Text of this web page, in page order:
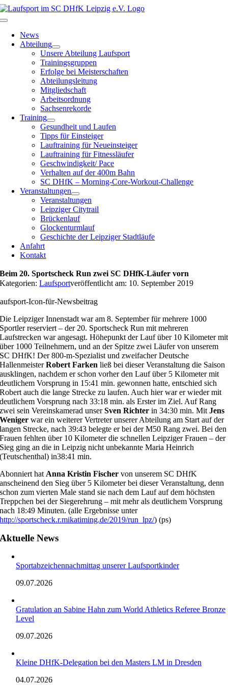
Zum
Inhalt
Toggle
Navigation
News
Abteilung
Unsere Abteilung Laufsport
Trainingsgruppen
Erfolge bei Meisterschaften
Abteilungsleitung
Mitgliedschaft
Arbeitsordnung
Sachsenrekorde
Training
Gesundheit und Laufen
Tipps für Einsteiger
Lauftraining für Neueinsteiger
Lauftraining für Fitnessläufer
Geschwindigkeit/ Pace
Verhalten auf der 400m Bahn
SC DHfK – Morning-Core-Workout-Challenge
Veranstaltungen
Veranstaltungen
Leipziger Citytrail
Brückenlauf
Glockenturmlauf
Geschichte der Leipziger Stadtläufe
Anfahrt
Kontakt
Beim 20. Sportscheck Run zwei SC DHfK-Läufer vorn
Kategorien:Laufsportveröffentlicht am: 10. September 2019
Icon-für-Newsbeitrag
Die Leipziger Innenstadt war am 8. September für mehrere 1000
Sportler reserviert – der 20. Sportscheck Run mit mehreren
Laufstrecken war angesagt. Höhepunkt der Lauf über 10 Kilometer mit
über 1000 Teilnehmern, und an der Spitze zwei Läufer von unserem
SC DHfK! Der 800-m-Spezialist und zweifacher Deutsche
HallenmeisterRobert Farken ließ bei dieser Veranstaltung die Saison
ausklingen, nachdem er schon vorher den Lauf über 5 Kilometer mit
deutlichem Vorsprung in 15:41 min. gewonnen hatte, entschied sich
Robert auch die lange Strecke zu laufen. Auch hier war er wieder mit
deutlichem Vorsprung nach 33:18 min. als Erster im Ziel. Auf Rang
zwei sein Vereinskamerad unserSven Richterin 34:30 min. MitJens
Weniger war ein weiterer Vertreter unserer Abteilung am Start auf der
langen Strecke, nach 39:43 belegte er bei der M50 Rang zwei. Bei den
Frauen fehlten über 10 Kilometer die schnellen Leipziger Frauen – der
Sieg ging an die in Leipzig nicht unbekannte Maria Heinrich
(Teutschenthal) in38:41 min.
Abonniert hat Anna Kristin Fischer von unserem SC DHfK
anscheinend den Sieg über 5 Kilometer bei dieser Veranstaltung, denn
schon zum vierten Male stand sie nach dem Lauf auf dem höchsten
Treppchen bei der Siegerehrung – mit mehr als deutlichem Vorsprung
nach 18:49 Minuten. (alle Ergebnisse unter
http://sportscheck.r.mikatiming.de/2019/run_lpz/) (ps)
Aktuelle News
Sportabzeichennachmittag unserer Laufsportkinder
09.07.2026
Gratulation an Sabine Hahn zum World Athletics Referee Bronze
Level
09.07.2026
Kleine DHfK-Delegation bei den Masters LM in Dresden
04.07.2026